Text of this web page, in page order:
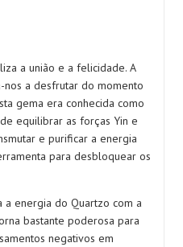
a união e a felicidade. A
nos a desfrutar do momento
gema era conhecida como
equilibrar as forças Yin e
e purificar a energia
para desbloquear os
a energia do Quartzo com a
bastante poderosa para
negativos em